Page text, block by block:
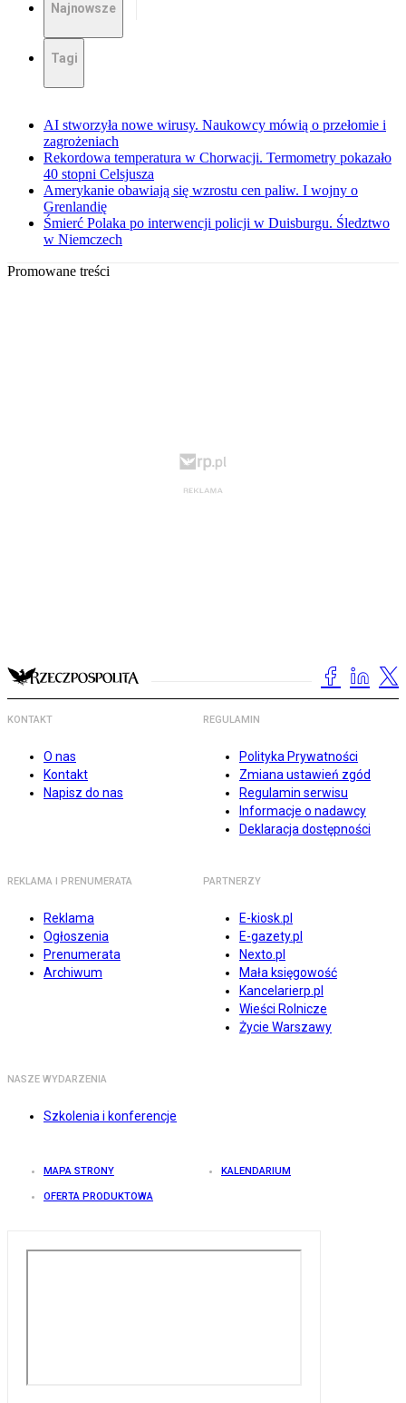
Najnowsze
Tagi
AI stworzyła nowe wirusy. Naukowcy mówią o przełomie i
zagrożeniach
Rekordowa temperatura w Chorwacji. Termometry pokazało
40 stopni Celsjusza
Amerykanie obawiają się wzrostu cen paliw. I wojny o
Grenlandię
Śmierć Polaka po interwencji policji w Duisburgu. Śledztwo
w Niemczech
Promowane treści
KONTAKT
O nas
Kontakt
Napisz do nas
REGULAMIN
Polityka Prywatności
Zmiana ustawień zgód
Regulamin serwisu
Informacje o nadawcy
Deklaracja dostępności
REKLAMA I PRENUMERATA
Reklama
Ogłoszenia
Prenumerata
Archiwum
PARTNERZY
E-kiosk.pl
E-gazety.pl
Nexto.pl
Mała księgowość
Kancelarierp.pl
Wieści Rolnicze
Życie Warszawy
NASZE WYDARZENIA
Szkolenia i konferencje
MAPA STRONY KALENDARIUM
OFERTA PRODUKTOWA